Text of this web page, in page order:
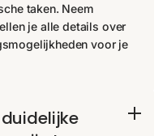
taken. Neem
je alle details over
voor je